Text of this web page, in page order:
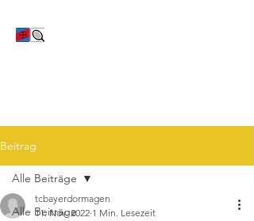
Beitrag
Alle Beiträge
Alle Beiträge
tcbayerdormagen
11. Nov. 2022 1 Min. Lesezeit